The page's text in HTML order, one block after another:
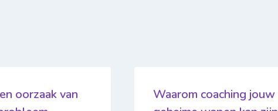
oorzaak van
Waarom coaching jouw